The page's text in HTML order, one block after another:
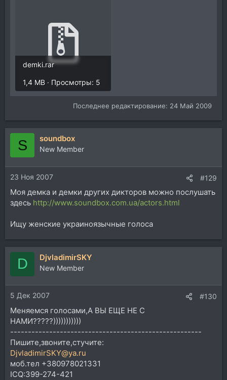
demki.rar
1,4 MB · Просмотры: 5
Последнее редактирование: 24 Май 2009
S soundbox
New Member
23 Ноя 2007 #129
Моя демка и демки других дикторов можно послушать
здесь http://www.soundbox.com.ua/actors.html
Ищу женские украиноязычные голоса
D DjvladimirSKY
New Member
5 Дек 2007 #130
Меняемся голосами,А ВЫ ЕЩЕ НЕ С
НАМИ?????)))))))))))
------------------------------------------------------
Пишите,звоните,стучите:
DjvladimirSKY@ya.ru
моб.тел +380978021331
ICQ:399-274-421